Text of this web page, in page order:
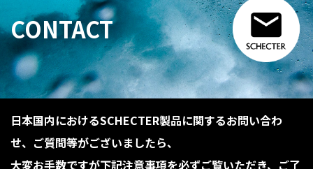
CONTACT
日本国内におけるSCHECTER製品に関するお問い合わ
せ、ご質問等がございましたら、
大変お手数ですが下記注意事項を必ずご覧いただき、ご了